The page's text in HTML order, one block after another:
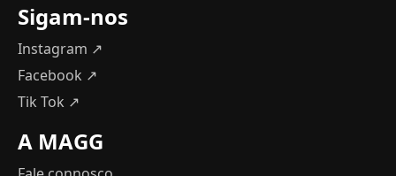
Sigam-nos
Instagram ↗
Facebook ↗
Tik Tok ↗
A MAGG